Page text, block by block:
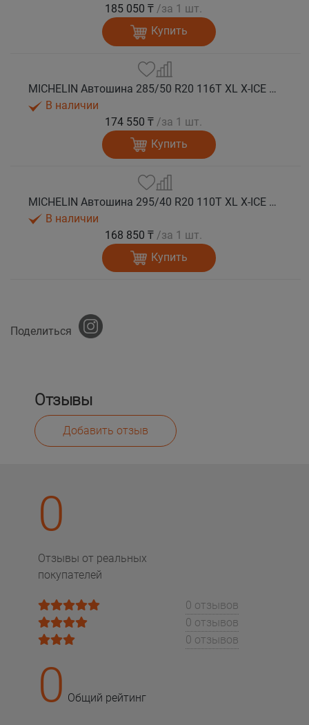
185 050 ₸ /за 1 шт.
Купить
MICHELIN Автошина 285/50 R20 116T XL X-ICE SNOW SUV зима
В наличии
174 550 ₸ /за 1 шт.
Купить
MICHELIN Автошина 295/40 R20 110T XL X-ICE SNOW SUV зима
В наличии
168 850 ₸ /за 1 шт.
Купить
Поделиться
Отзывы
Добавить отзыв
0
Отзывы от реальных
покупателей
0 отзывов
0 отзывов
0 отзывов
0 Общий рейтинг